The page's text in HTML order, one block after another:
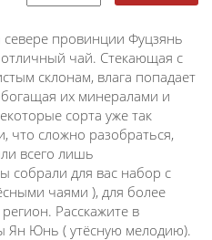
севере провинции Фуцзянь
чай. Стекающая с
склонам, влага попадает
их минералами и
сорта уже так
что сложно разобраться,
всего лишь
собрали для вас набор с
чаями ), для более
Расскажите в
Ян Юнь ( утёсную мелодию).